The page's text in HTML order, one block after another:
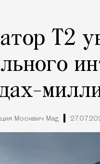
Т2
Москвич Mag